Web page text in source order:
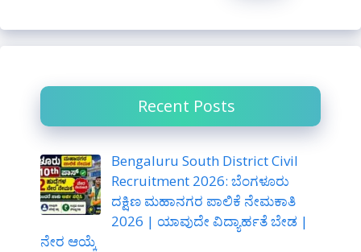
c
Recent Posts
Bengaluru South District Civil
Recruitment 2026: ಬೆಂಗಳೂರು
ದಕ್ಷಿಣ ಮಹಾನಗರ ಪಾಲಿಕೆ ನೇಮಕಾತಿ
2026 | ಯಾವುದೇ ವಿದ್ಯಾರ್ಹತೆ ಬೇಡ |
ನೇರ ಆಯ್ಕೆ